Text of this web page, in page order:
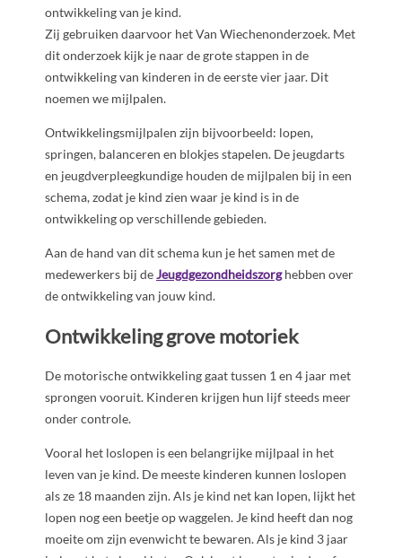
ontwikkeling van je kind.
Zij gebruiken daarvoor het Van Wiechenonderzoek. Met
dit onderzoek kijk je naar de grote stappen in de
ontwikkeling van kinderen in de eerste vier jaar. Dit
noemen we mijlpalen.
Ontwikkelingsmijlpalen zijn bijvoorbeeld: lopen,
springen, balanceren en blokjes stapelen. De jeugdarts
en jeugdverpleegkundige houden de mijlpalen bij in een
schema, zodat je kind zien waar je kind is in de
ontwikkeling op verschillende gebieden.
Aan de hand van dit schema kun je het samen met de
medewerkers bij deJeugdgezondheidszorghebben over
de ontwikkeling van jouw kind.
Ontwikkeling grove motoriek
De motorische ontwikkeling gaat tussen 1 en 4 jaar met
sprongen vooruit. Kinderen krijgen hun lijf steeds meer
onder controle.
Vooral het loslopen is een belangrijke mijlpaal in het
leven van je kind. De meeste kinderen kunnen loslopen
als ze 18 maanden zijn. Als je kind net kan lopen, lijkt het
lopen nog een beetje op waggelen. Je kind heeft dan nog
moeite om zijn evenwicht te bewaren. Als je kind 3 jaar